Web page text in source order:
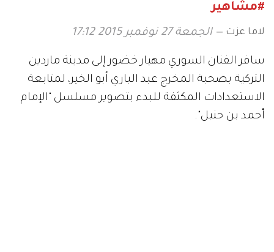
#مشاهير
لاما عزت الجمعة 27 نوفمبر 2015 17:12
سافر الفنان السوري مهيار خضور إلى مدينة ماردين
التركية بصحبة المخرج عبد الباري أبو الخير، لمتابعة
الاستعدادات المكثفة للبدء بتصوير مسلسل "الإمام
أحمد بن حنبل".